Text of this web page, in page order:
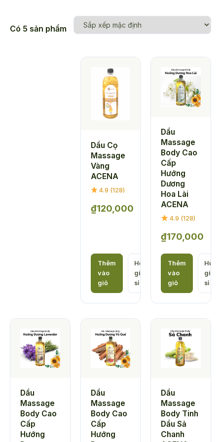
Có 5 sản phẩm
Dầu Cọ
Massage
Vàng
ACENA
4.9 (128)
₫120,000
Thêm
vào
giỏ
Hỏi
giá
sỉ
Dầu
Massage
Body Cao
Cấp
Hướng
Dương
Hoa Lài
ACENA
4.9 (128)
₫170,000
Thêm
vào
giỏ
Hỏi
giá
sỉ
Dầu
Massage
Body Cao
Cấp
Hướng
Dầu
Massage
Body Cao
Cấp
Hướng
Dầu
Massage
Body Tinh
Dầu Sả
Chanh